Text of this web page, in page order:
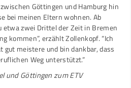
Göttingen und Hamburg hin
bei meinen Eltern wohnen. Ab
etwa zwei Drittel der Zeit in Bremen
kommen”, erzählt Zollenkopf. “Ich
gut meistere und bin dankbar, dass
Weg unterstützt.”
und Göttingen zum ETV